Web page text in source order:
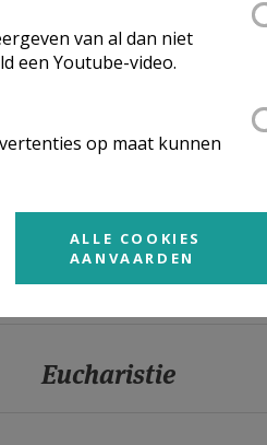
Eucharistie
Eucharistie
van al dan niet
een Youtube-video.
op maat kunnen
ALLE COOKIES
AANVAARDEN